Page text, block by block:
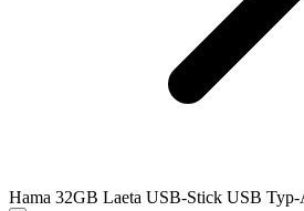
Hama 32GB Laeta USB-Stick USB Typ-